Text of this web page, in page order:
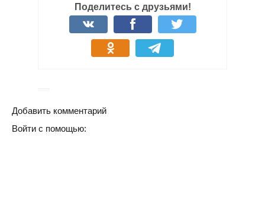
Поделитесь с друзьями!
Добавить комментарий
Войти с помощью: